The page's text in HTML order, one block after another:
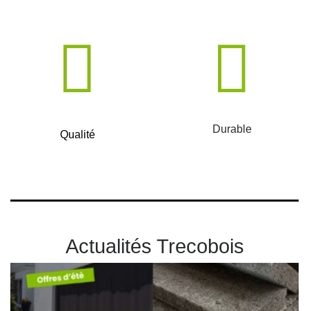
Qualité Durable
Actualités Trecobois